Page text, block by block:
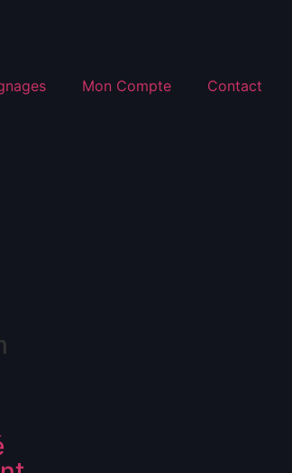
Mon Compte Contact